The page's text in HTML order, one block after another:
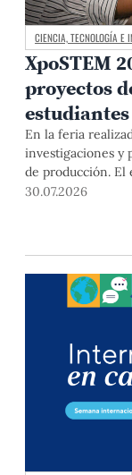
CIENCIA, TECNOLOGÍA E
XpoSTEM
proyectos
PUCP
En la feria
investigaciones y
de producción.
adquirido en las
30.07.2026